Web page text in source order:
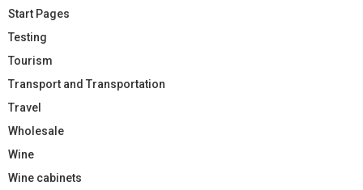
Start Pages
Testing
Tourism
Transport and Transportation
Travel
Wholesale
Wine
Wine cabinets